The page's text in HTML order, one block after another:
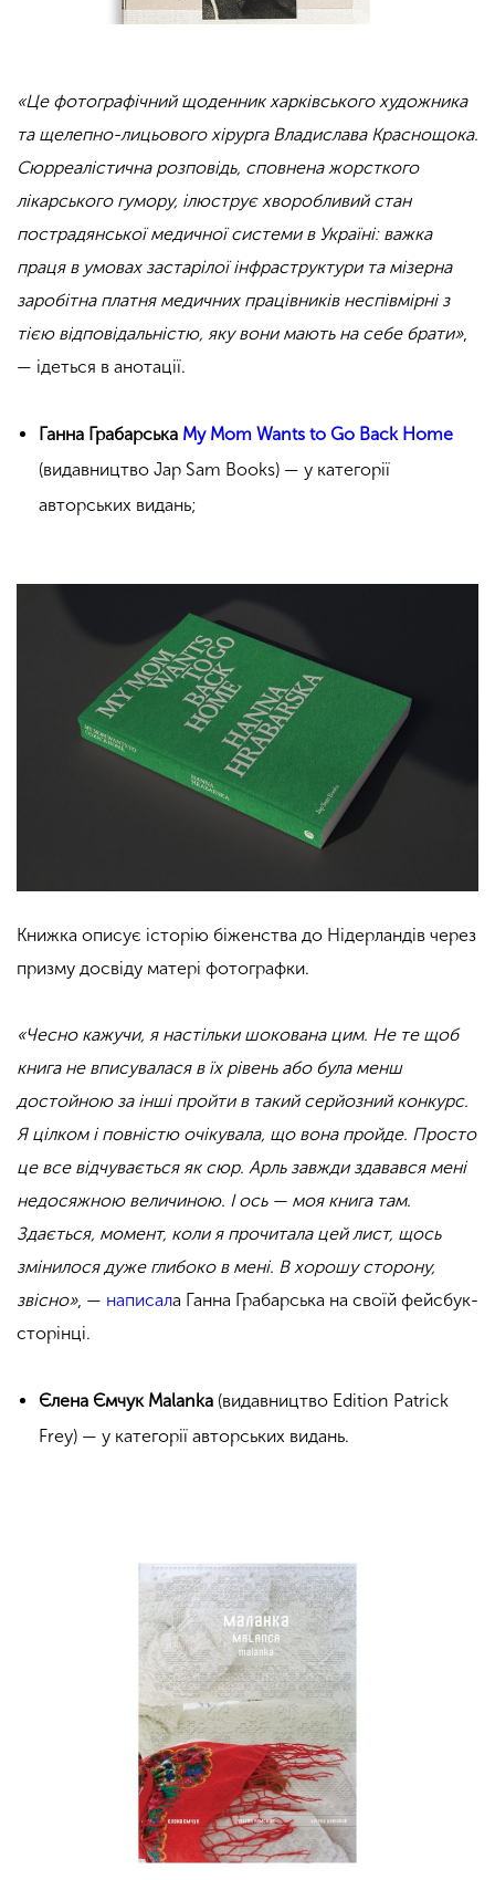
«Це фотографічний щоденник харківського художника
та щелепно-лицьового хірурга Владислава Краснощока.
Сюрреалістична розповідь, сповнена жорсткого
лікарського гумору, ілюструє хворобливий стан
пострадянської медичної системи в Україні: важка
праця в умовах застарілої інфраструктури та мізерна
заробітна платня медичних працівників неспівмірні з
тією відповідальністю, яку вони мають на себе брати»,
— ідеться в анотації.
Ганна Грабарська My Mom Wants to Go Back Home
(видавництво Jap Sam Books) — у категорії
авторських видань;
Книжка описує історію біженства до Нідерландів через
призму досвіду матері фотографки.
«Чесно кажучи, я настільки шокована цим. Не те щоб
книга не вписувалася в їх рівень або була менш
достойною за інші пройти в такий серйозний конкурс.
Я цілком і повністю очікувала, що вона пройде. Просто
це все відчувається як сюр. Арль завжди здавався мені
недосяжною величиною. І ось — моя книга там.
Здається, момент, коли я прочитала цей лист, щось
змінилося дуже глибоко в мені. В хорошу сторону,
звісно», — написала Ганна Грабарська на своїй фейсбук-
сторінці.
Єлена Ємчук Malanka (видавництво Edition Patrick
Frey) — у категорії авторських видань.